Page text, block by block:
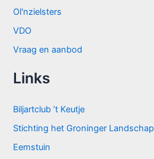
Ol'nzielsters
VDO
Vraag en aanbod
Links
Biljartclub ’t Keutje
Stichting het Groninger Landschap
Eemstuin